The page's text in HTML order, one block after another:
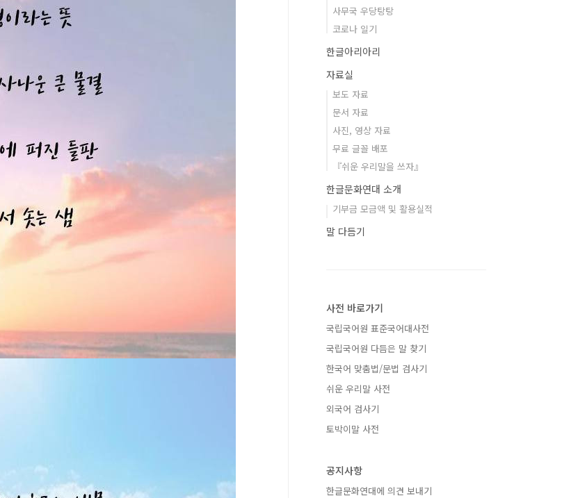
사무국 우당탕탕
코로나 일기
한글아리아리
자료실
보도 자료
문서 자료
사진, 영상 자료
무료 글꼴 배포
『쉬운 우리말을 쓰자』
한글문화연대 소개
기부금 모금액 및 활용실적
말 다듬기
사전 바로가기
국립국어원 표준국어대사전
국립국어원 다듬은 말 찾기
한국어 맞춤법/문법 검사기
쉬운 우리말 사전
외국어 검사기
토박이말 사전
공지사항
한글문화연대에 의견 보내기